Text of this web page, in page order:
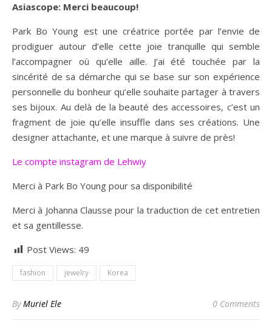
Asiascope: Merci beaucoup!
Park Bo Young est une créatrice portée par l’envie de
prodiguer autour d’elle cette joie tranquille qui semble
l’accompagner où qu’elle aille. J’ai été touchée par la
sincérité de sa démarche qui se base sur son expérience
personnelle du bonheur qu’elle souhaite partager à travers
ses bijoux. Au delà de la beauté des accessoires, c’est un
fragment de joie qu’elle insuffle dans ses créations. Une
designer attachante, et une marque à suivre de près!
Le compte instagram de Lehwiy
Merci à Park Bo Young pour sa disponibilité
Merci à Johanna Clausse pour la traduction de cet entretien
et sa gentillesse.
Post Views: 49
fashion jewelry Korea
ByMuriel Ele 0 Comments